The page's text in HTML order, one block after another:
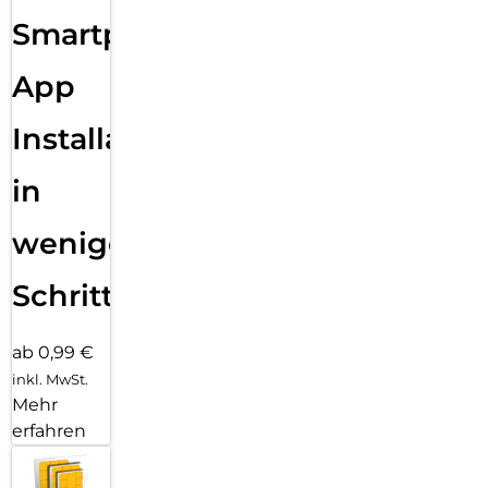
Sende eine Textnachricht, ruf jemanden an, lade Musik und
Podcasts und kontaktiere den Notruf – alles ohne dein
iPhone. Und jetzt bist du mit schnellem 5G unterwegs noch
Smartphone
App
Installation
in
wenigen
Schritten
ab 0,99 €
inkl. MwSt.
Mehr
erfahren